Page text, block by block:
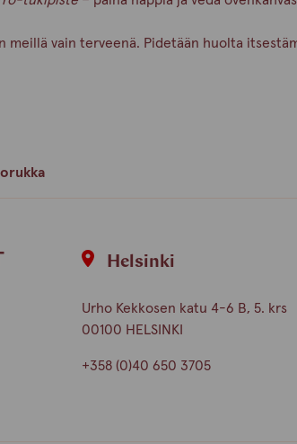
meillä vain terveenä. Pidetään huolta
Helsinki
Urho Kekkosen katu 4-6 B, 5. krs
00100 HELSINKI
+358 (0)40 650 3705